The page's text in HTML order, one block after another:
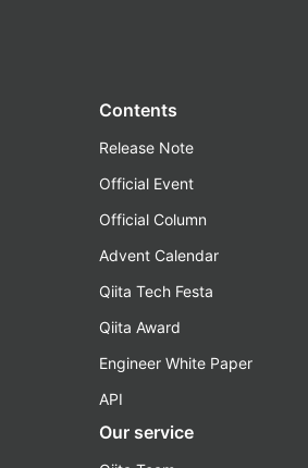
Contents
Release Note
Official Event
Official Column
Advent Calendar
Qiita Tech Festa
Qiita Award
Engineer White Paper
API
Our service